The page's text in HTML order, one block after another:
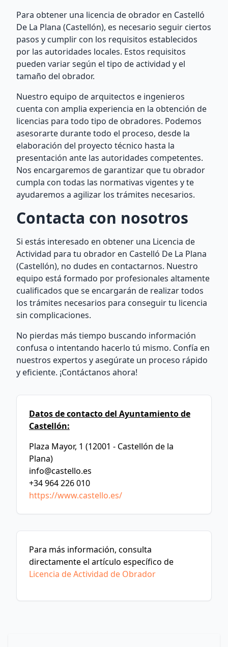
Para obtener una licencia de obrador en Castelló
De La Plana (Castellón), es necesario seguir ciertos
pasos y cumplir con los requisitos establecidos
por las autoridades locales. Estos requisitos
pueden variar según el tipo de actividad y el
tamaño del obrador.
Nuestro equipo de arquitectos e ingenieros
cuenta con amplia experiencia en la obtención de
licencias para todo tipo de obradores. Podemos
asesorarte durante todo el proceso, desde la
elaboración del proyecto técnico hasta la
presentación ante las autoridades competentes.
Nos encargaremos de garantizar que tu obrador
cumpla con todas las normativas vigentes y te
ayudaremos a agilizar los trámites necesarios.
Contacta con nosotros
Si estás interesado en obtener una Licencia de
Actividad para tu obrador en Castelló De La Plana
(Castellón), no dudes en contactarnos. Nuestro
equipo está formado por profesionales altamente
cualificados que se encargarán de realizar todos
los trámites necesarios para conseguir tu licencia
sin complicaciones.
No pierdas más tiempo buscando información
confusa o intentando hacerlo tú mismo. Confía en
nuestros expertos y asegúrate un proceso rápido
y eficiente. ¡Contáctanos ahora!
Datos de contacto del Ayuntamiento de
Castellón:
Plaza Mayor, 1 (12001 - Castellón de la
Plana)
info@castello.es
+34 964 226 010
https://www.castello.es/
Para más información, consulta
directamente el artículo específico de
Licencia de Actividad de Obrador